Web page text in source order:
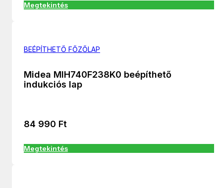
Megtekintés
BEÉPÍTHETŐ FŐZŐLAP
Midea MIH740F238K0 beépíthető
indukciós lap
84 990 Ft
Megtekintés